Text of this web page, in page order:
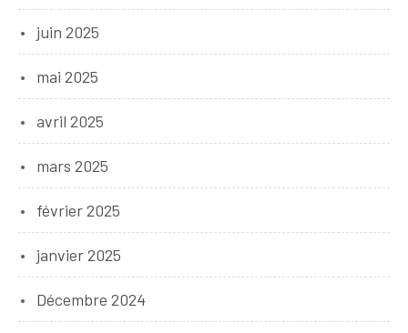
juin 2025
mai 2025
avril 2025
mars 2025
février 2025
janvier 2025
Décembre 2024